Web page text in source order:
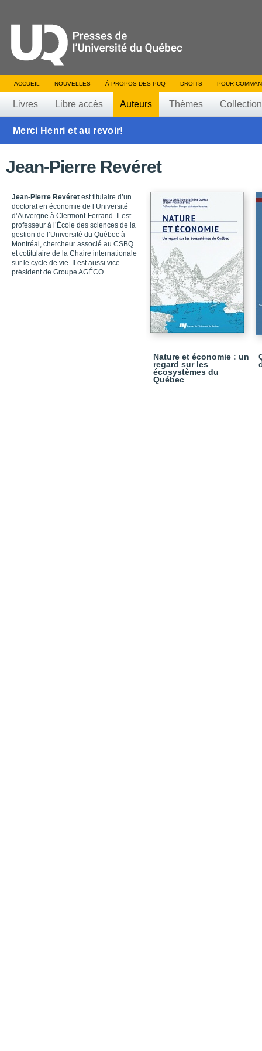
ACCUEIL NOUVELLES À PROPOS DES PUQ DROITS POUR
Livres Libre accès Auteurs Thèmes
Merci Henri et au revoir!
Jean-Pierre Revéret
Jean-Pierre Revéret est titulaire d’un
doctorat en économie de l’Université
d’Auvergne à Clermont-Ferrand. Il est
professeur à l’École des sciences de la
gestion de l’Université du Québec à
Montréal, chercheur associé au CSBQ
et cotitulaire de la Chaire internationale
sur le cycle de vie. Il est aussi vice-
président de Groupe AGÉCO.
Nature et économie : un
regard sur les
écosystèmes du
Québec